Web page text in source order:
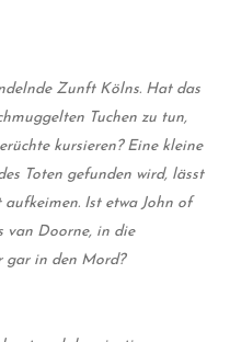
Zunft Kölns. Hat das
Tuchen zu tun,
kursieren? Eine kleine
Toten gefunden wird, lässt
Ist etwa John of
van Doorne, in die
gar in den Mord?